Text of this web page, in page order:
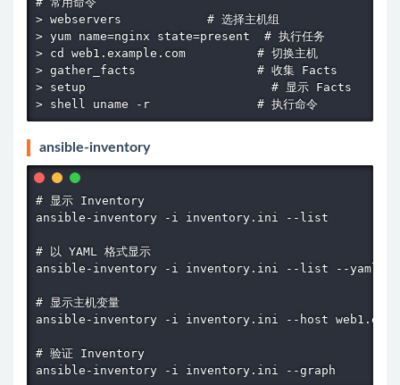
> webservers            # 选择主机组
> yum name=nginx state=present  # 执行任务
> cd web1.example.com          # 切换主机
> gather_facts                 # 收集 Facts
> setup                          # 显示 Facts
> shell uname -r               # 执行命令
ansible-inventory
# 显示 Inventory
ansible-inventory -i inventory.ini --list
# 以 YAML 格式显示
ansible-inventory -i inventory.ini --list --yaml
# 显示主机变量
ansible-inventory -i inventory.ini --host
# 验证 Inventory
ansible-inventory -i inventory.ini --graph